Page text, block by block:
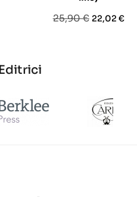
Prezzo
25,90 € Prezzo
22,02 €